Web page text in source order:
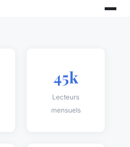
45k
Lecteurs
mensuels